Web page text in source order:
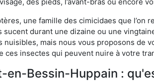
une famille des cimicidaes que
durant une dizaine ou une
mais nous vous proposons de
ces insectes qui peuvent nuire à votre
en-Bessin-Huppain :